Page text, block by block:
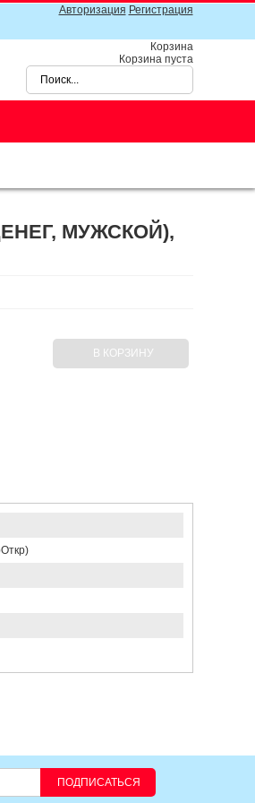
Авторизация Регистрация
Корзина
Корзина пуста
МУЖСКОЙ),
В КОРЗИНУ
ПОДПИСАТЬСЯ